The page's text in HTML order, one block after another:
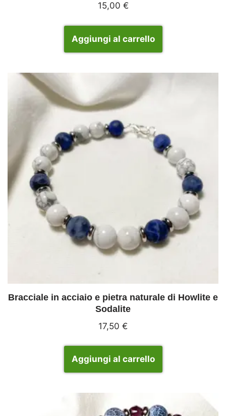
15,00 €
Aggiungi al carrello
Bracciale in acciaio e pietra naturale di Howlite e
Sodalite
17,50 €
Aggiungi al carrello